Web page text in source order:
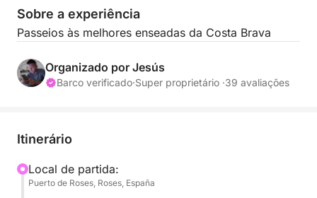
Sobre a experiência
Passeios às melhores enseadas da Costa Brava
Organizado por Jesús
Barco verificado·Super proprietário ·39 avaliações
Itinerário
Local de partida:
Puerto de Roses, Roses, España